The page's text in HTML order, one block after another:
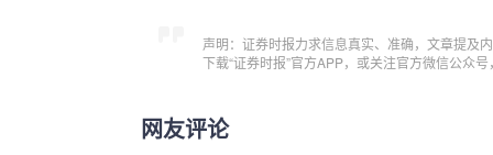
声明：证券时报力求信息真实、准确，文章提及
下载“证券时报”官方APP，或关注官方微信公众
网友评论